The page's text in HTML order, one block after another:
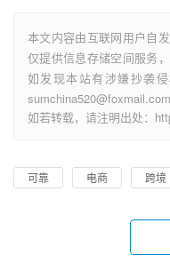
本文内容由互联网用户自
仅提供信息存储空间服务
如发现本站有涉嫌抄袭
如若转载，请注明出处：
可靠 电商 跨境